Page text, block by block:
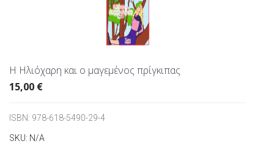
Η Ηλιόχαρη και ο μαγεμένος πρίγκιπας
15,00 €
ISBN: 978-618-5490-29-4
SKU: N/A